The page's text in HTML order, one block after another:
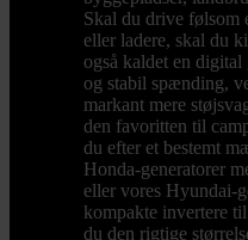
Skal du drive følsom
eller ladere, skal du
også kaldet en
og stabil spænding,
markant mere
den favoritten til
du efter et bestemt
Honda-generatorer
eller vores Hyundai-
kompakte invertere
du den rigtige